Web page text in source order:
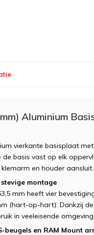
Aluminium
vierkante basisplaat
basis vast op elk
en houder aansluit.
montage
mm heeft vier
(hart-op-hart). Dankzij
in veeleisende
beugels en RAM Mount